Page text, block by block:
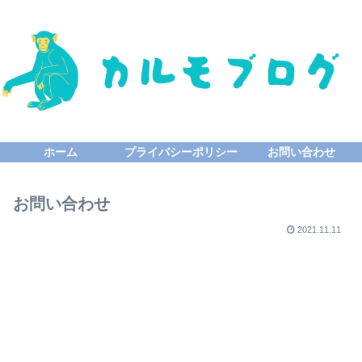
ホーム プライバシーポリシー お問い合わせ
お問い合わせ
2021.11.11